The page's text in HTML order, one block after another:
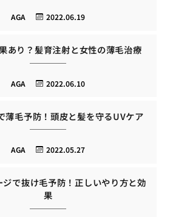
2022.06.19
AGA
あり？髪育注射と女性の薄毛治療
2022.06.10
AGA
薄毛予防！頭皮と髪を守るUVケア
2022.05.27
AGA
で抜け毛予防！正しいやり方と効
果